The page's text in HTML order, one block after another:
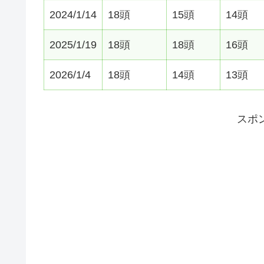
2024/1/14 18頭 15頭 14頭
2025/1/19 18頭 18頭 16頭
2026/1/4 18頭 14頭 13頭
スポ